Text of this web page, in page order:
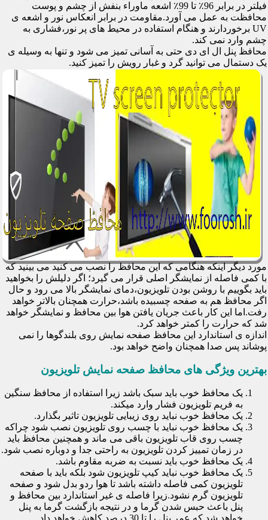
فیلتر در برابر 96٪ تا 99٪ اشعه ماوراء بنفش از چشم و پوست
محافظت به عمل می آورد.مقاومت در برابر انعکاس نور و اشعه ی
UV برخوردارند و هنگام استفاده در محیط های پر نور،فشاری به
چشم وارد نمی کند.
محافظ پنل ال ای دی حتی به آسانی تمیز می شود و تنها به وسیله ی
یک دستمال می توانید گرد و غبار رویش را تمیز کنید.
مورد دیگر اینکه هنگامی که این محافظ را نصب می کنید می بینید که
با کمی فاصله از نمایشگر اصلی قرار می گیرد؛ اگر دلیلش را بخواهید
باید بگوییم با روشن بودن تلویزیون،دمای نمایشگر بالا می رود و حال
اگر محافظ هم به صفحه چسبیده باشد،حرارت همچنان بالاتر خواهد
رفت.اما این کار باعث جریان یافتن هوا بین محافظ و نمایشگر خواهد
شد که حرارت را کمتر خواهد کرد.
اندازه ی استاندارد این محافظ صفحه نمایش روی بلندگوها را نمی
پوشاند پس صدا همچنان واضح خواهد بود.
بهترین ویژگی های محافظ صفحه نمایش تلویزیون
یک محافظ خوب باید سبک باشد زیرا استفاده از محافظ سنگین
به فریم تلویزیون فشار وارد میکند.
یک محافظ خوب نباید روی زیبایی تلویزیون تاثیر بگذارد.
یک محافظ خوب نباید با چسب روی تلویزیون نصب شود چراکه
چسب روی قاب تلویزیون باقی می ماند و همچنین محافظ باید
در زمان تمییز کردن تلویزیون به راحتی جدا و دوباره نصب شود.
یک محافظ خوب باید نسبت به ضربه مقاوم باشد.
یک محافظ خوب نباید کیپ تلویزیون شود بلکه باید با صفحه
تلویزیون کمی فاصله داشته باشد تا هوا ردو بدل شود و صفحه
تلویزیون گرم نشود.زیرا فاصله ی غیر استاندارد بین محافظ و
پنل باعث حبس شدن گرما و در نتیجه بازگشت گرما به پنل